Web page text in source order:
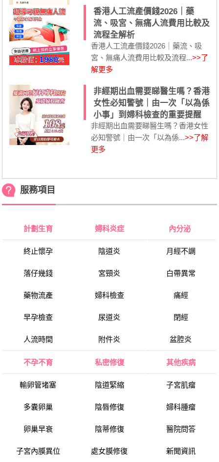
香港人工流產價錢2026｜藥
流、吸宮、無痛人流費用比較及
流程全解析
香港人工流產價錢2026｜藥流、吸
宮、無痛人流費用比較及流程...>>了
解更多
非經期出血需要睇醫生嗎？香港
女性必知警號｜由一次「以為係
小事」到婦科檢查的重要提醒
非經期出血需要睇醫生嗎？香港女性
必知警號｜由一次「以為係...>>了解
更多
服務項目
計劃生育
終止懷孕
落仔幾錢
藥物流產
早孕檢查
人流時間
婦科炎症
陰道炎
宮頸炎
婦科檢查
尿道炎
附件炎
內分泌
月經不調
白帶異常
痛經
閉經
盆腔炎
不孕不育
輸卵管堵塞
多囊卵巢
卵巢早衰
子宮內膜異位
私密修復
陰道緊縮
陰唇修復
陰蒂修復
處女膜修復
其他疾病
子宮肌瘤
婦科腫瘤
醫院問答
新聞資訊